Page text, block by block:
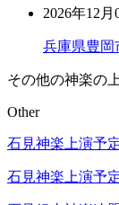
2026年12月
兵庫県豊岡
その他の神楽の
Other
石見神楽上演予
石見神楽上演予